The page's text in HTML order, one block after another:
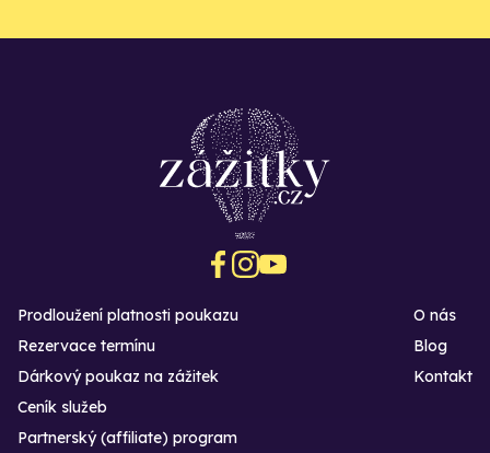
Prodloužení platnosti poukazu
Rezervace termínu
Dárkový poukaz na zážitek
O nás
Blog
Kontakt
Ceník služeb
Partnerský (affiliate) program